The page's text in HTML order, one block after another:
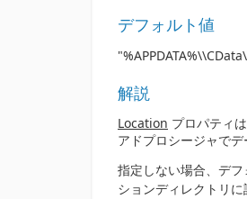
デフォルト値
解説
Location プロパティ
アドプロシージャでデ
指定しない場合、デ
ションディレクトリに